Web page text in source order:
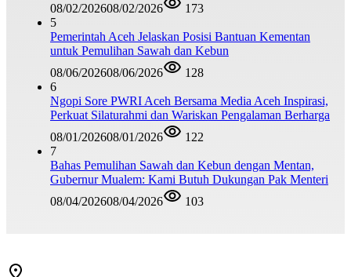
08/02/202608/02/2026
173
5
Pemerintah Aceh Jelaskan Posisi Bantuan Kementan
untuk Pemulihan Sawah dan Kebun
08/06/202608/06/2026
128
6
Ngopi Sore PWRI Aceh Bersama Media Aceh Inspirasi,
Perkuat Silaturahmi dan Wariskan Pengalaman Berharga
08/01/202608/01/2026
122
7
Bahas Pemulihan Sawah dan Kebun dengan Mentan,
Gubernur Mualem: Kami Butuh Dukungan Pak Menteri
08/04/202608/04/2026 103